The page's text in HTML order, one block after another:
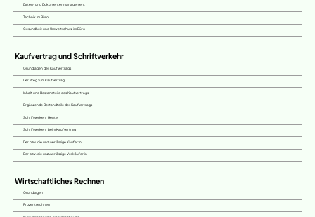
Daten- und Dokumentenmanagement
Technik im Büro
Gesundheit und Umweltschutz im Büro
Kaufvertrag und Schriftverkehr
Grundlagen des Kaufvertrags
Der Weg zum Kaufvertrag
Inhalt und Bestandteile des Kaufvertrags
Ergänzende Bestandteile des Kaufvertrags
Schriftverkehr Heute
Schriftverkehr beim Kaufvertrag
Der bzw. die unzuverlässige Käufer:in
Der bzw. die unzuverlässige Verkäufer:in
Wirtschaftliches Rechnen
Grundlagen
Prozentrechnen